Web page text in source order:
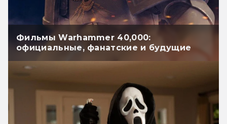
Фильмы Warhammer 40,000:
официальные, фанатские и будущие